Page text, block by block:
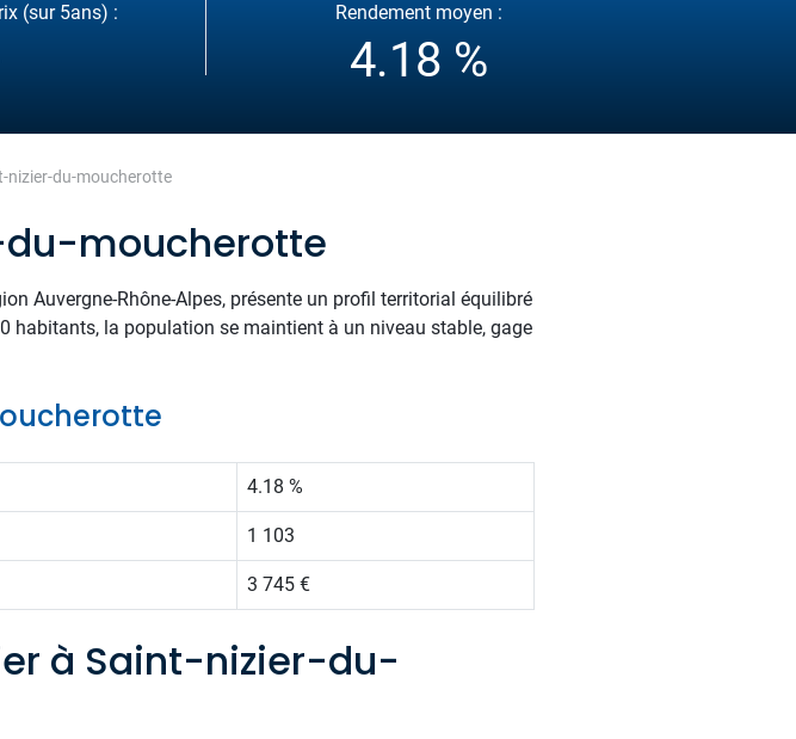
(sur 5ans) : Rendement moyen :
4.18 %
nizier-du-moucherotte
moucherotte
Auvergne-Rhône-Alpes, présente un profil territorial équilibré
habitants, la population se maintient à un niveau stable, gage
4.18 %
1 103
3 745 €
à Saint-nizier-du-